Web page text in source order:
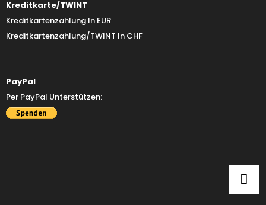
Kreditkarte/TWINT
Kreditkartenzahlung In EUR
Kreditkartenzahlung/TWINT In CHF
PayPal
Per PayPal Unterstützen: